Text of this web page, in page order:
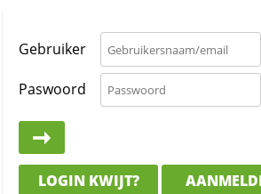
Gebruiker
Paswoord
LOGIN KWIJT?